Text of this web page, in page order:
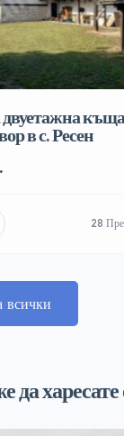
в с. Ресен
28
всички
да